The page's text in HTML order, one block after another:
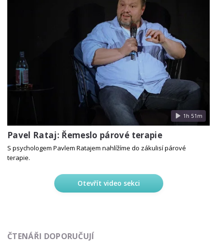
1h 51m
Pavel Rataj: Řemeslo párové terapie
S psychologem Pavlem Ratajem nahlížíme do zákulisí párové
terapie.
Otevřít video sekci
ČTENÁŘI DOPORUČUJÍ